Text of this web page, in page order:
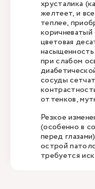
хрусталика
желтеет, и
теплее,
коричневатый
цветовая
при слабом
сосуды
оттенков,
Резкое
(особенно в
перед
острой
требуется